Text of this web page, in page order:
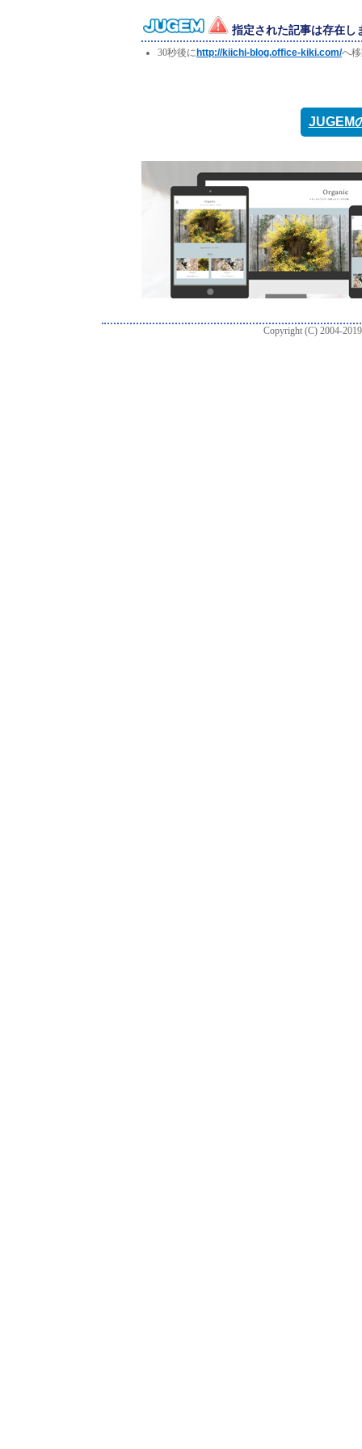
指定された記事は存在し
30秒後に http://kiichi-blog.office-kiki.com/へ
JUGEM
Copyright (C) 2004-